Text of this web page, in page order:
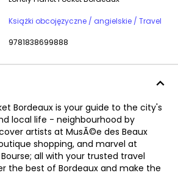
Książki obcojęzyczne / angielskie / Travel
9781838699888
Bordeaux is your guide to the city's
local life - neighbourhood by
artists at MusĂ©e des Beaux
shopping, and marvel at
all with your trusted travel
the best of Bordeaux and make the